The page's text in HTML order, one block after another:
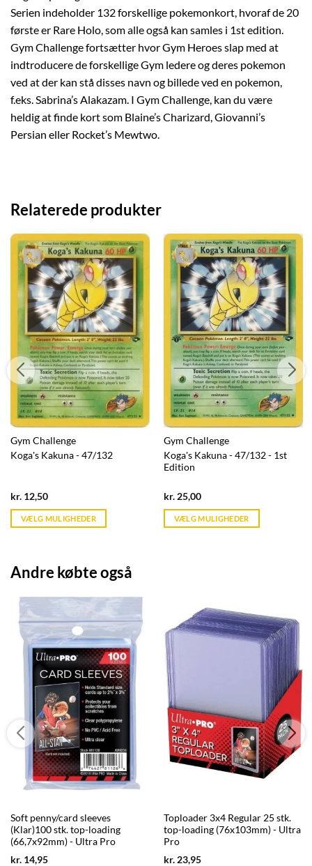
Serien indeholder 132 forskellige pokemonkort, hvoraf de 20
første er Rare Holo, som alle også kan samles i 1st edition.
Gym Challenge fortsætter hvor Gym Heroes slap med at
indtroducere de forskellige Gym ledere og deres pokemon
ved at der kan stå disses navn og billede ved en pokemon,
f.eks. Sabrina’s Alakazam. I Gym Challenge, kan du være
heldig at finde kort som Blaine’s Charizard, Giovanni’s
Persian eller Rocket’s Mewtwo.
Relaterede produkter
Gym Challenge
Koga's Kakuna - 47/132
kr. 12,50Current
is:
kr. 39,95.
VÆLG MULIGHEDER
Gym Challenge
Koga's Kakuna - 47/132 - 1st
Edition
kr.25,00Current
is:
kr. 39,95.
VÆLG MULIGHEDER
Andre købte også
Soft penny/card sleeves
(Klar)100 stk. top-loading
(66,7x92mm) - Ultra Pro
kr. 14,95Current
Toploader 3x4 Regular 25 stk.
top-loading (76x103mm) - Ultra
Pro
kr.23,95Current